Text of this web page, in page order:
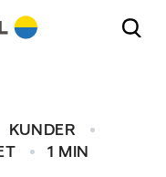
KUNDER
1 MIN